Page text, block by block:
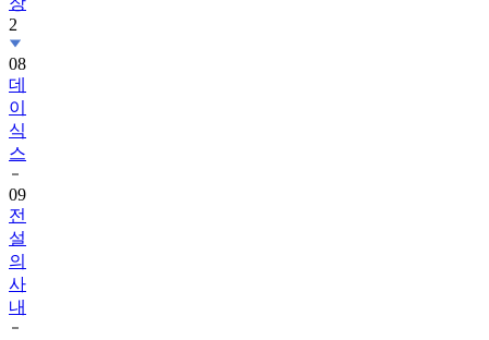
08
데
이
식
스
09
전
설
의
사
내
10
김